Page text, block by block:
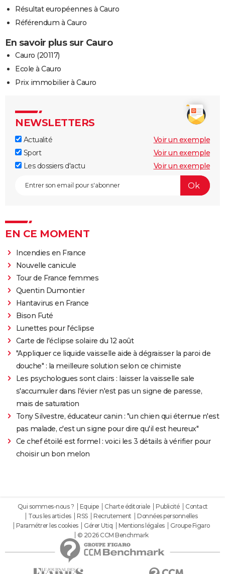
Résultat européennes à Cauro
Référendum à Cauro
En savoir plus sur Cauro
Cauro (20117)
Ecole à Cauro
Prix immobilier à Cauro
NEWSLETTERS
Actualité
Voir un exemple
Sport
Voir un exemple
Les dossiers d'actu
Voir un exemple
EN CE MOMENT
Incendies en France
Nouvelle canicule
Tour de France femmes
Quentin Dumontier
Hantavirus en France
Bison Futé
Lunettes pour l'éclipse
Carte de l'éclipse solaire du 12 août
"Appliquer ce liquide vaisselle aide à dégraisser la paroi de
douche" : la meilleure solution selon ce chimiste
Les psychologues sont clairs : laisser la vaisselle sale
s'accumuler dans l'évier n'est pas un signe de paresse,
mais de saturation
Tony Silvestre, éducateur canin : "un chien qui éternue n'est
pas malade, c'est un signe pour dire qu'il est heureux"
Ce chef étoilé est formel : voici les 3 détails à vérifier pour
choisir un bon melon
Qui sommes-nous ? Equipe Charte éditoriale Publicité
Contact
Tous les articles
RSS Recrutement
Données personnelles
Paramétrer les cookies
Gérer Utiq Mentions légales
Groupe Figaro
© 2026 CCM Benchmark